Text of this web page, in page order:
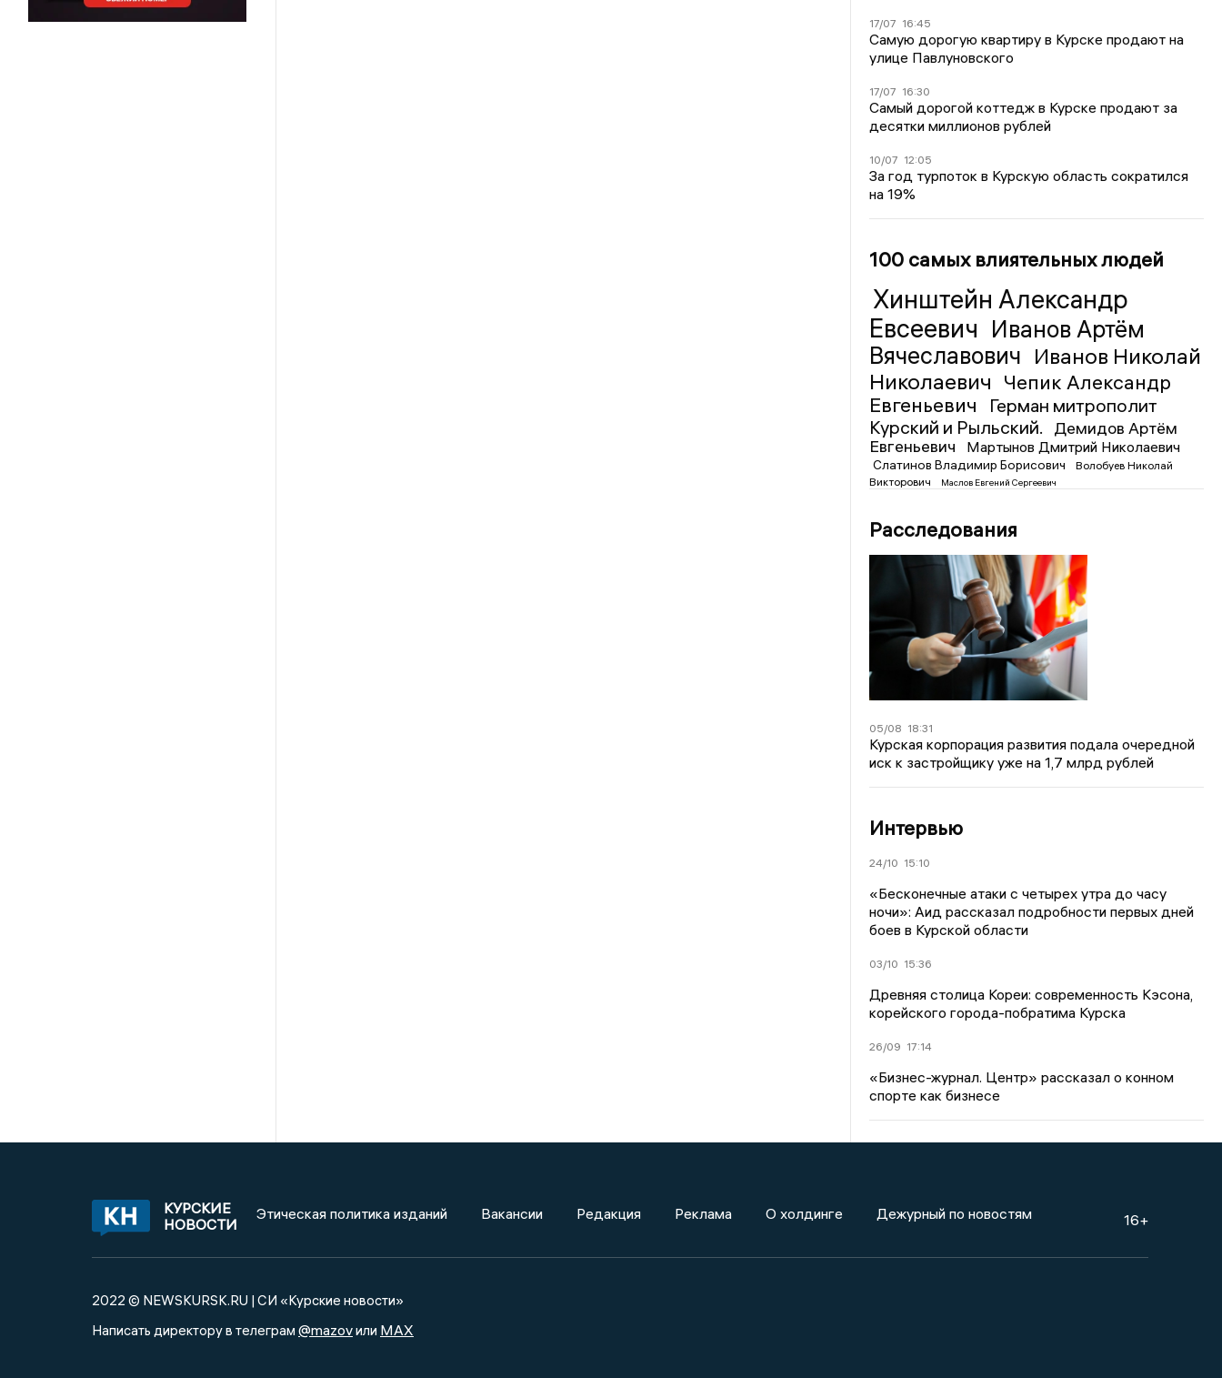
17/07 16:45
Самую дорогую квартиру в Курске продают на
улице Павлуновского
17/07 16:30
Самый дорогой коттедж в Курске продают за
десятки миллионов рублей
10/07 12:05
За год турпоток в Курскую область сократился
на 19%
100 самых влиятельных людей
Хинштейн Александр
Евсеевич Иванов Артём
Вячеславович Иванов Николай
Николаевич Чепик Александр
Евгеньевич
Герман митрополит
Курский и Рыльский.
Демидов Артём
Евгеньевич
Мартынов Дмитрий Николаевич
Слатинов Владимир Борисович
Волобуев Николай
Викторович
Маслов Евгений Сергеевич
Расследования
05/08 18:31
Курская корпорация развития подала очередной
иск к застройщику уже на 1,7 млрд рублей
Интервью
24/10 15:10
«Бесконечные атаки с четырех утра до часу
ночи»: Аид рассказал подробности первых дней
боев в Курской области
03/10 15:36
Древняя столица Кореи: современность Кэсона,
корейского города-побратима Курска
26/09 17:14
«Бизнес-журнал. Центр» рассказал о конном
спорте как бизнесе
КУРСКИЕ
НОВОСТИ
Этическая политика изданий Вакансии Редакция Реклама О холдинге Дежурный по новостям 16+
2022 © NEWSKURSK.RU | СИ «Курские новости»
Написать директору в телеграм @mazovили MAX